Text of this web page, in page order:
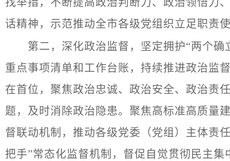
话精神，示范推动全市各级党组织立足职责
第二，深化政治监督，坚定拥护“两个确
重点事项清单和工作台账，持续推进政治监
在首位，聚焦政治忠诚、政治安全、政治责
题，及时消除政治隐患。聚焦高标准高质量
督联动机制，推动各级党委（党组）主体责
把手”常态化监督机制，督促自觉贯彻民主